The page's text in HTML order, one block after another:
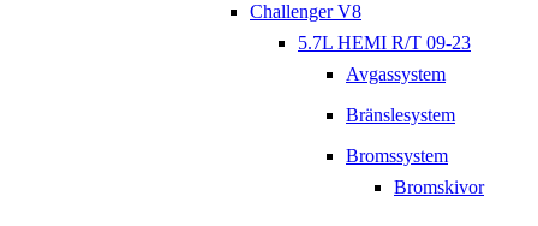
Challenger V8
5.7L HEMI R/T 09-23
Avgassystem
Bränslesystem
Bromssystem
Bromskivor